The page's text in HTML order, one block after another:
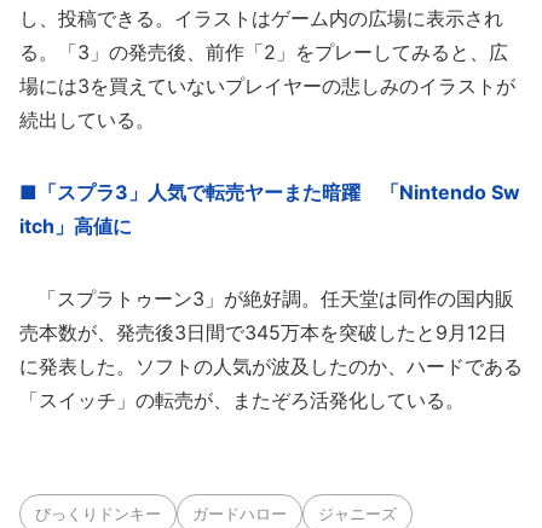
し、投稿できる。イラストはゲーム内の広場に表示され
る。「3」の発売後、前作「2」をプレーしてみると、広
場には3を買えていないプレイヤーの悲しみのイラストが
続出している。
■「スプラ3」人気で転売ヤーまた暗躍 「Nintendo Sw
itch」高値に
「スプラトゥーン3」が絶好調。任天堂は同作の国内販
売本数が、発売後3日間で345万本を突破したと9月12日
に発表した。ソフトの人気が波及したのか、ハードである
「スイッチ」の転売が、またぞろ活発化している。
びっくりドンキー ガードハロー ジャニーズ